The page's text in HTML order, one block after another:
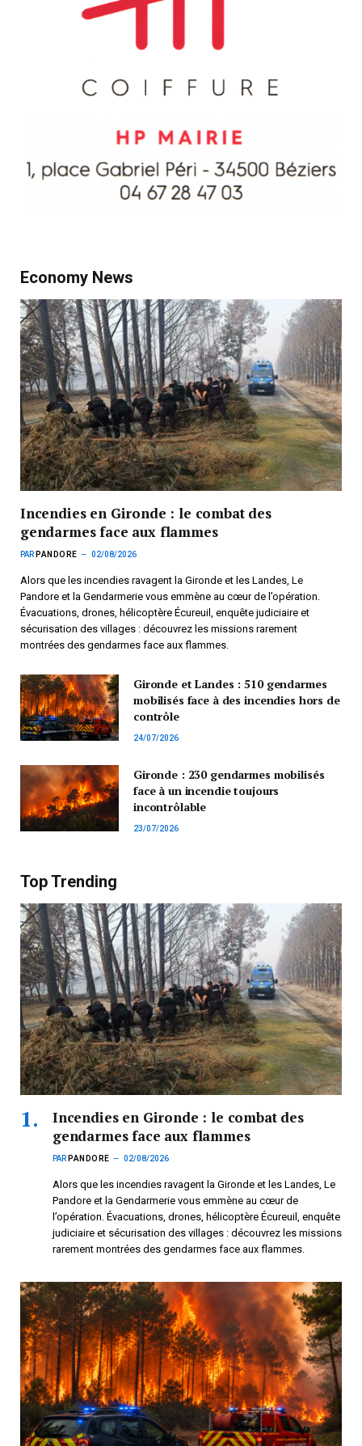
Economy News
Incendies en Gironde : le combat des
gendarmes face aux flammes
PAR PANDORE 02/08/2026
Alors que les incendies ravagent la Gironde et les Landes, Le
Pandore et la Gendarmerie vous emmène au cœur de l’opération.
Évacuations, drones, hélicoptère Écureuil, enquête judiciaire et
sécurisation des villages : découvrez les missions rarement
montrées des gendarmes face aux flammes.
Gironde et Landes : 510 gendarmes
mobilisés face à des incendies hors de
contrôle
24/07/2026
Gironde : 230 gendarmes mobilisés
face à un incendie toujours
incontrôlable
23/07/2026
Top Trending
Incendies en Gironde : le combat des
gendarmes face aux flammes
PAR PANDORE 02/08/2026
Alors que les incendies ravagent la Gironde et les Landes, Le
Pandore et la Gendarmerie vous emmène au cœur de
l’opération. Évacuations, drones, hélicoptère Écureuil, enquête
judiciaire et sécurisation des villages : découvrez les missions
rarement montrées des gendarmes face aux flammes.